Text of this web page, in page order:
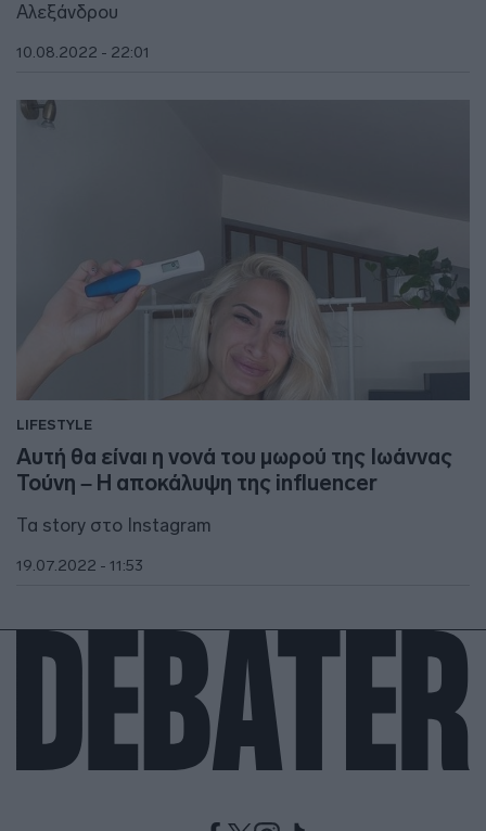
Αλεξάνδρου
10.08.2022 - 22:01
LIFESTYLE
Αυτή θα είναι η νονά του μωρού της Ιωάννας
Τούνη – Η αποκάλυψη της influencer
Τα story στο Instagram
19.07.2022 - 11:53